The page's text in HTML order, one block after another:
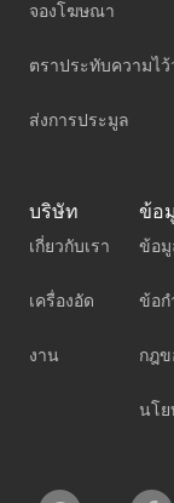
จองโฆษณา
ตราประทับความไว้
ส่งการประมูล
บริษัท
เกี่ยวกับเรา
เครื่องอัด
งาน
ข้อ
ข้อมู
ข้อก
กฎ
นโย